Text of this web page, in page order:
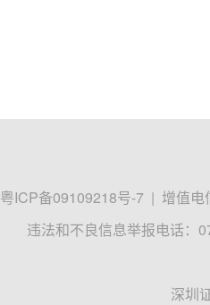
粤ICP备09109218号-7 | 增值电
违法和不良信息举报电话：
深圳